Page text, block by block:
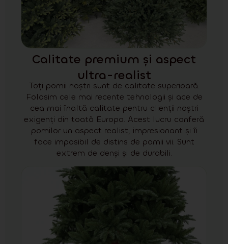
Calitate premium și aspect
ultra-realist
Toți pomii noștri sunt de calitate superioară.
Folosim cele mai recente tehnologii și ace de
cea mai înaltă calitate pentru clienții noștri
exigenți din toată Europa. Acest lucru conferă
pomilor un aspect realist, impresionant și îi
face imposibil de distins de pomii vii. Sunt
extrem de denși și de durabili.